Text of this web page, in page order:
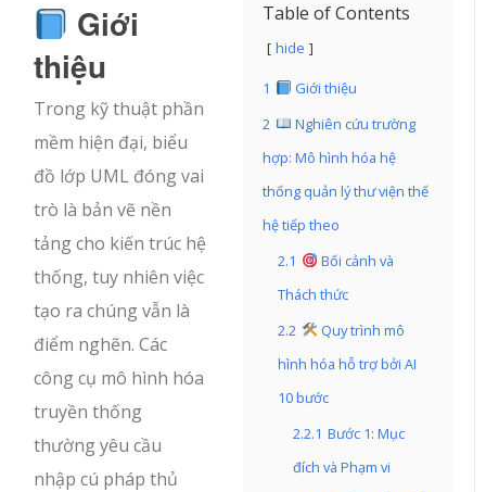
Table of Contents
hide
1
Giới thiệu
2
Nghiên cứu trường
hợp: Mô hình hóa hệ
thống quản lý thư viện thế
hệ tiếp theo
2.1
Bối cảnh và
Thách thức
2.2
Quy trình mô
hình hóa hỗ trợ bởi AI
10 bước
2.2.1 Bước 1: Mục
đích và Phạm vi
Giới
thiệu
Trong kỹ thuật phần
mềm hiện đại, biểu
đồ lớp UML đóng vai
trò là bản vẽ nền
tảng cho kiến trúc hệ
thống, tuy nhiên việc
tạo ra chúng vẫn là
điểm nghẽn. Các
công cụ mô hình hóa
truyền thống
thường yêu cầu
nhập cú pháp thủ